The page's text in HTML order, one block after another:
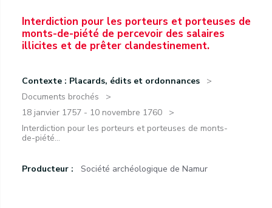
Interdiction pour les porteurs et porteuses de
monts-de-piété de percevoir des salaires
illicites et de prêter clandestinement.
Contexte : Placards, édits et ordonnances
Documents brochés
18 janvier 1757 - 10 novembre 1760
Interdiction pour les porteurs et porteuses de monts-
de-piété...
Producteur : Société archéologique de Namur